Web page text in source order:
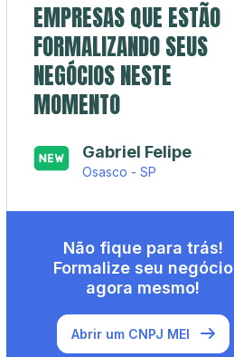
EMPRESAS QUE ESTÃO
FORMALIZANDO SEUS
NEGÓCIOS NESTE
MOMENTO
Gabriel Felipe
Osasco - SP
Não fique para trás!
Formalize seu negócio
agora mesmo!
Abrir um CNPJ MEI